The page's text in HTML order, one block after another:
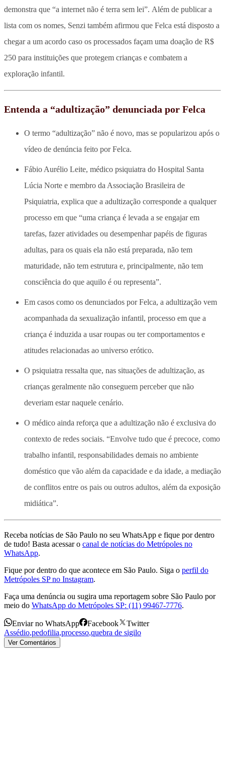
demonstra que “a internet não é terra sem lei”. Além de publicar a
lista com os nomes, Senzi também afirmou que Felca está disposto a
chegar a um acordo caso os processados façam uma doação de R$
250 para instituições que protegem crianças e combatem a
exploração infantil.
Entenda a “adultização” denunciada por Felca
O termo “adultização” não é novo, mas se popularizou após o
vídeo de denúncia feito por Felca.
Fábio Aurélio Leite, médico psiquiatra do Hospital Santa
Lúcia Norte e membro da Associação Brasileira de
Psiquiatria, explica que a adultização corresponde a qualquer
processo em que “uma criança é levada a se engajar em
tarefas, fazer atividades ou desempenhar papéis de figuras
adultas, para os quais ela não está preparada, não tem
maturidade, não tem estrutura e, principalmente, não tem
consciência do que aquilo é ou representa”.
Em casos como os denunciados por Felca, a adultização vem
acompanhada da sexualização infantil, processo em que a
criança é induzida a usar roupas ou ter comportamentos e
atitudes relacionadas ao universo erótico.
O psiquiatra ressalta que, nas situações de adultização, as
crianças geralmente não conseguem perceber que não
deveriam estar naquele cenário.
O médico ainda reforça que a adultização não é exclusiva do
contexto de redes sociais. “Envolve tudo que é precoce, como
trabalho infantil, responsabilidades demais no ambiente
doméstico que vão além da capacidade e da idade, a mediação
de conflitos entre os pais ou outros adultos, além da exposição
midiática”.
Receba notícias de São Paulo no seu WhatsApp e fique por dentro
de tudo! Basta acessar o canal de notícias do Metrópoles no
WhatsApp.
Fique por dentro do que acontece em São Paulo. Siga o perfil do
Metrópoles SP no Instagram.
Faça uma denúncia ou sugira uma reportagem sobre São Paulo por
meio do WhatsApp do Metrópoles SP: (11) 99467-7776.
Enviar no WhatsApp Facebook
Twitter
Assédio,pedofilia,processo,quebra de sigilo
Ver Comentários